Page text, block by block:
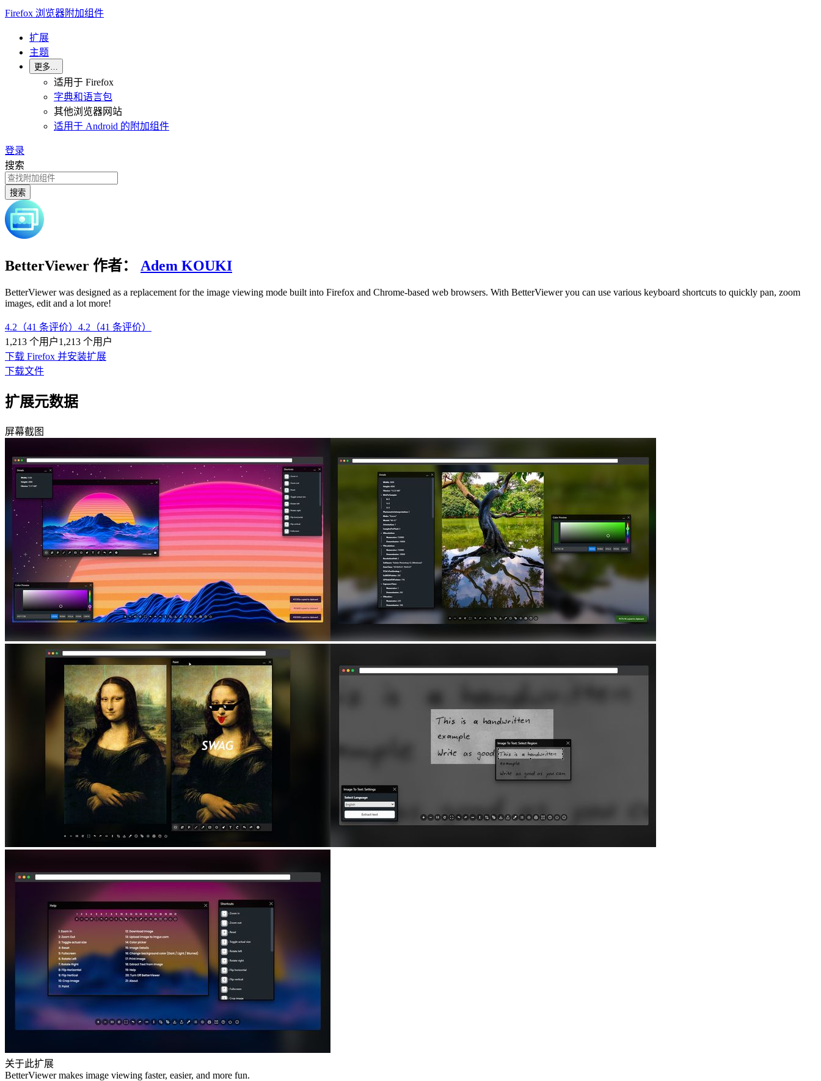
Firefox 浏览器附加组件
扩展
主题
更多…
适用于 Firefox
字典和语言包
其他浏览器网站
适用于 Android 的附加组件
登录
搜索
搜索
BetterViewer 作者： Adem KOUKI
BetterViewer was designed as a replacement for the image viewing mode built into Firefox and Chrome-based web browsers. With BetterViewer you can use various keyboard shortcuts to quickly pan, zoom
images, edit and a lot more!
4.2（41 条评价） 4.2（41 条评价）
1,213 个用户1,213 个用户
下载 Firefox 并安装扩展
下载文件
扩展元数据
屏幕截图
关于此扩展
BetterViewer makes image viewing faster, easier, and more fun.